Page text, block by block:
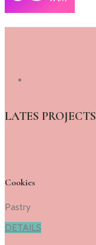
LATES PROJECTS
Cookies
Pastry
DETAILS